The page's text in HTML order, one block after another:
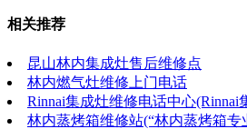
相关推荐
昆山林内集成灶售后维修点
林内燃气灶维修上门电话
Rinnai集成灶维修电话中心
林内蒸烤箱维修站(“林内蒸烤箱